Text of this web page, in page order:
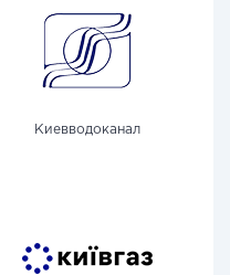
Киевводоканал